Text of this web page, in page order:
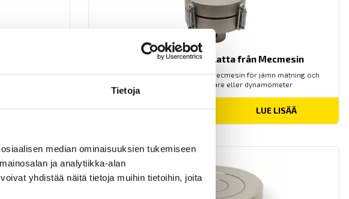
Tietoja
median ominaisuuksien tukemiseen
ja analytiikka-alan
yhdistää näitä tietoja muihin tietoihin, joita
upp till 2,5
LISÄÄ
Self-levelling tryckplatta från Mecmesin
Self-levelling tryckplatta från Mecmesin för jämn mätning och
används med dragprovare eller dynamometer
LUE LISÄÄ